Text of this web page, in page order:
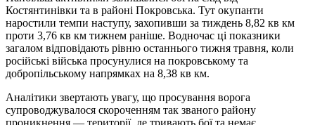
Костянтинівки та в районі Покровська. Тут окупанти
наростили темпи наступу, захопивши за тиждень 8,82 кв км
проти 3,76 кв км тижнем раніше. Водночас ці показники
загалом відповідають рівню останнього тижня травня, коли
російські війська просунулися на покровському та
добропільському напрямках на 8,38 кв км.
Аналітики звертають увагу, що просування ворога
супроводжувалося скороченням так званого району
проникнення — території, де тривають бої та немає